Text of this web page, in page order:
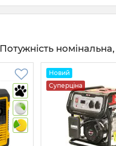
номінальна,
Новий
Суперціна